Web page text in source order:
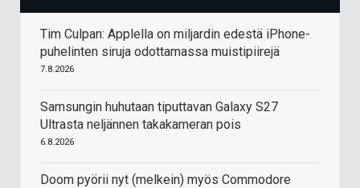
Tim Culpan: Applella on miljardin edestä iPhone-
puhelinten siruja odottamassa muistipiirejä
7.8.2026
Samsungin huhutaan tiputtavan Galaxy S27
Ultrasta neljännen takakameran pois
6.8.2026
Doom pyörii nyt (melkein) myös Commodore